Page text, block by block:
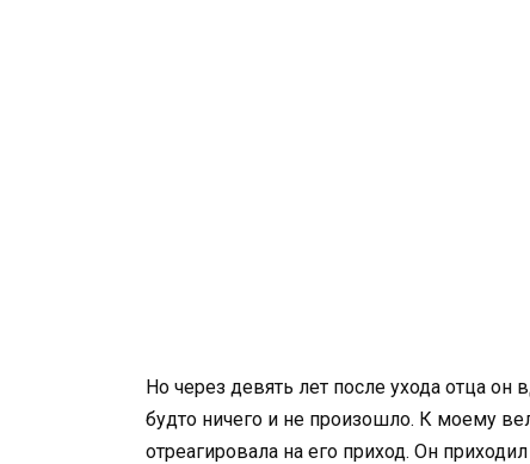
Но через девять лет после ухода отца он
будто ничего и не произошло. К моему
отреагировала на его приход. Он